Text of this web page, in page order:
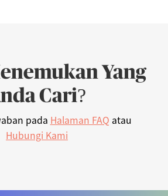
Yang
Cari?
pada Halaman FAQ atau
Hubungi Kami